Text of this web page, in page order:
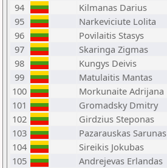
94
Kilmanas Darius
95
Narkeviciute Lolita
96
Povilaitis Stasys
97
Skaringa Zigmas
98
Kungys Deivis
99
Matulaitis Mantas
100
Morkunaite Adrijana
101
Gromadsky Dmitry
102
Girdzius Steponas
103
Pazarauskas Sarunas
104
Sireikis Jokubas
105
Andrejevas Erlandas